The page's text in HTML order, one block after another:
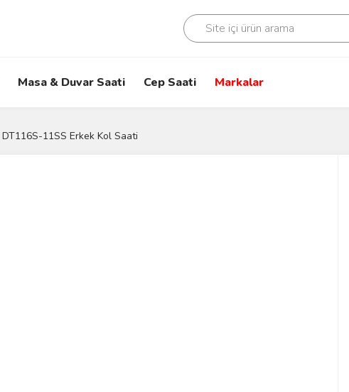
Masa & Duvar Saati Cep Saati Markalar
DT116S-11SS Erkek Kol Saati